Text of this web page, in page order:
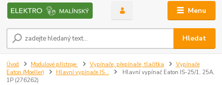
Menu
Hledat
Úvod Modulové přístroje Vypínače, přepínače, tlačítka
Vypínače
Eaton (Moeller)
Hlavní vypínače IS...
Hlavní vypínač Eaton IS-25/1, 25A,
1P (276262)